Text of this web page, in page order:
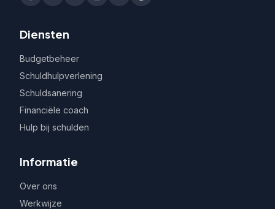
Diensten
Budgetbeheer
Schuldhulpverlening
Schuldsanering
Financiële coach
Hulp bij schulden
Informatie
Over ons
Werkwijze